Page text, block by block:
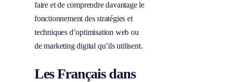
faire et de comprendre davantage le
fonctionnement des stratégies et
techniques d’optimisation web ou
de marketing digital qu’ils utilisent.
Les Français dans